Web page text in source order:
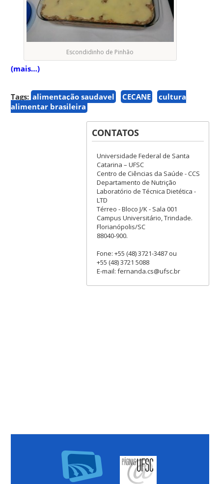
Escondidinho de Pinhão
(mais…)
Tags: alimentação saudavel CECANE
cultura
alimentar brasileira
CONTATOS
Universidade Federal de Santa
Catarina – UFSC
Centro de Ciências da Saúde - CCS
Departamento de Nutrição
Laboratório de Técnica Dietética -
LTD
Térreo - Bloco J/K - Sala 001
Campus Universitário, Trindade.
Florianópolis/SC
88040-900.
Fone: +55 (48) 3721-3487 ou
+55 (48) 3721 5088
E-mail: fernanda.cs@ufsc.br